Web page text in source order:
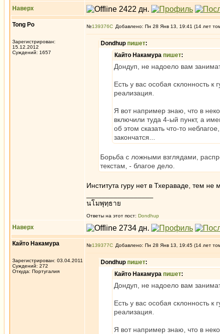
Наверх
Tong Po
Зарегистрирован:
15.12.2012
Суждений: 1657
№139376 Добавлено: Пн 28 Янв 13, 19:41 (14 лет
Dondhup пишет:
Кайто Накамура пишет:
Дондуп, не надоело вам
Есть у вас особая склонность к
реализация.
Я вот например знаю, что в
включили туда 4-ый пункт, а
об этом сказать что-то
закончатся...
Борьба с ложными взглядами,
текстам, - благое дело.
Института гуру нет в Тхераваде, тем не
นโมพุทฺธาย
Ответы на этот пост: Dondhup
Наверх
Кайто Накамура
Зарегистрирован: 03.04.2011
Суждений: 272
Откуда: Португалия
№139377 Добавлено: Пн 28 Янв 13, 19:45 (14 лет
Dondhup пишет:
Кайто Накамура пишет:
Дондуп, не надоело вам
Есть у вас особая склонность к
реализация.
Я вот например знаю, что в